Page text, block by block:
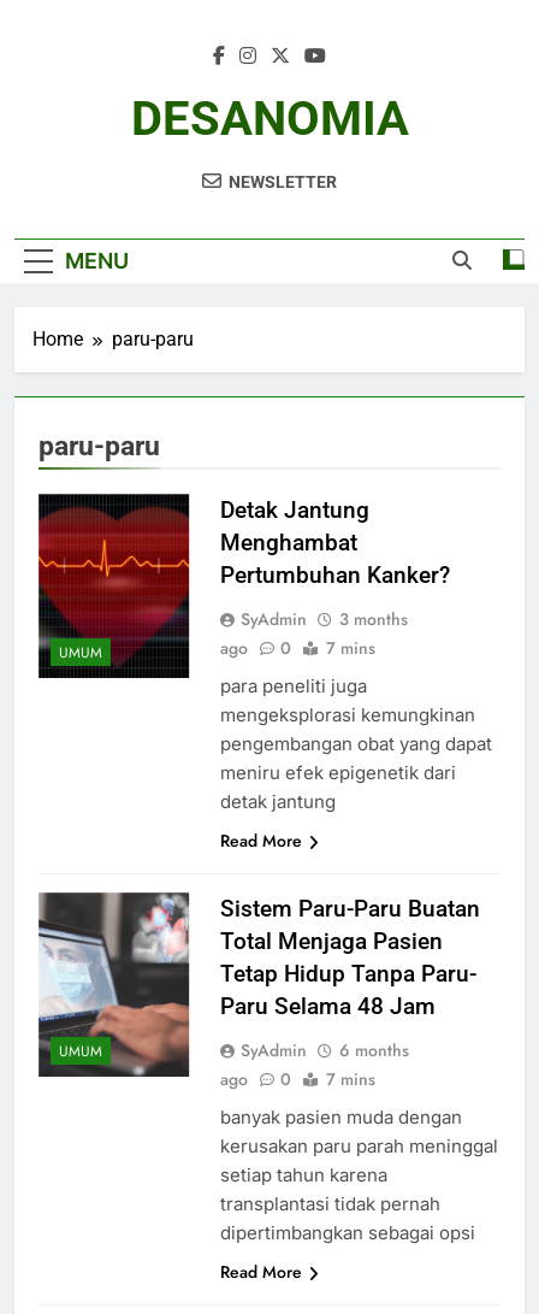
DESANOMIA
NEWSLETTER
MENU
Home paru-paru
paru-paru
UMUM
Detak Jantung
Menghambat
Pertumbuhan Kanker?
SyAdmin
3 months
ago
0 7 mins
para peneliti juga
mengeksplorasi kemungkinan
pengembangan obat yang dapat
meniru efek epigenetik dari
detak jantung
Read More
UMUM
Sistem Paru-Paru Buatan
Total Menjaga Pasien
Tetap Hidup Tanpa Paru-
Paru Selama 48 Jam
SyAdmin
6 months
ago
0 7 mins
banyak pasien muda dengan
kerusakan paru parah meninggal
setiap tahun karena
transplantasi tidak pernah
dipertimbangkan sebagai opsi
Read More